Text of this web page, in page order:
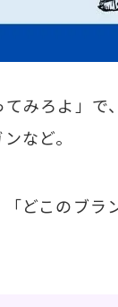
みろよ」
など。
どこのブラ